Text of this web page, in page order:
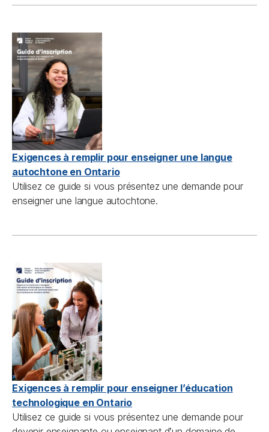
Exigences à remplir pour enseigner une langue
autochtone en Ontario
Utilisez ce guide si vous présentez une demande pour
enseigner une langue autochtone.
Exigences à remplir pour enseigner l’éducation
technologique en Ontario
Utilisez ce guide si vous présentez une demande pour